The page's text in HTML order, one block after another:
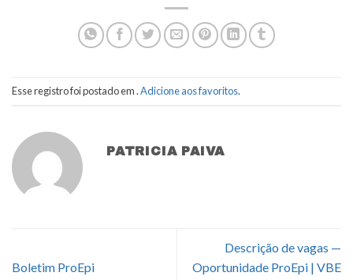
Esse registro foi postado em .Adicione aos favoritos.
PATRICIA PAIVA
Boletim ProEpi
Descrição de vagas —
Oportunidade ProEpi | VBE